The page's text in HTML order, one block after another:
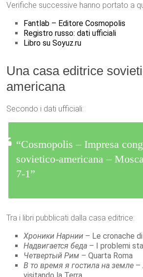
Verifiche successive hanno portato a
Fantlab – Editore Cosmopolis
Registro russo: dati ufficiali
Libro su Soyuz.ru
Una casa editrice
americana
Secondo i dati ufficiali:
“Cosmopolis – Impresa
sovietico-americana –
7-1”
Tra i libri pubblicati dalla casa editrice:
Хроники Нарнии – Le cronache
Надвигается беда – I problemi
Четвертый Рим – Quarta Roma
В то время я гостила на земле –